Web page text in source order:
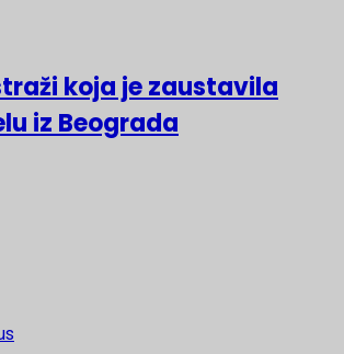
koja je zaustavila
iz Beograda